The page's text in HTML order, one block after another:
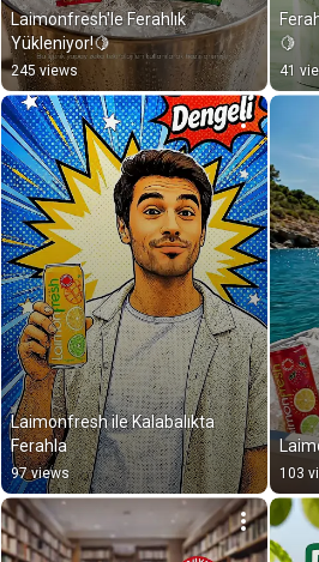
Laimonfresh'le Ferahlık
Yükleniyor!🍋
245 views
🍋
41
Laimonfresh ile Kalabalıkta
Ferahla
97 views 103